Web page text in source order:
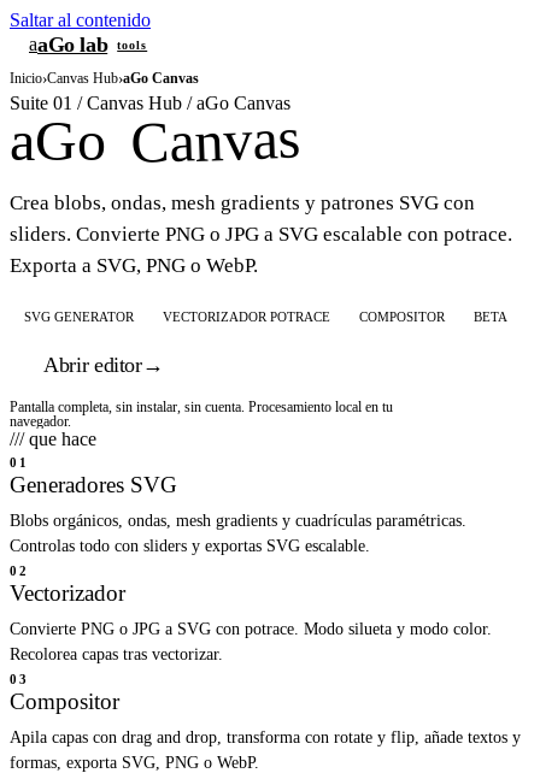
Saltar al contenido
aaGo lab tools
Inicio›Canvas Hub›aGo Canvas
Suite 01 / Canvas Hub / aGo Canvas
aGo Canvas
Crea blobs, ondas, mesh gradients y patrones SVG con
sliders. Convierte PNG o JPG a SVG escalable con potrace.
Exporta a SVG, PNG o WebP.
SVG GENERATOR VECTORIZADOR POTRACE COMPOSITOR BETA
Abrir editor→
Pantalla completa, sin instalar, sin cuenta. Procesamiento local en tu
navegador.
/// que hace
01
Generadores SVG
Blobs orgánicos, ondas, mesh gradients y cuadrículas paramétricas.
Controlas todo con sliders y exportas SVG escalable.
02
Vectorizador
Convierte PNG o JPG a SVG con potrace. Modo silueta y modo color.
Recolorea capas tras vectorizar.
03
Compositor
Apila capas con drag and drop, transforma con rotate y flip, añade textos y
formas, exporta SVG, PNG o WebP.